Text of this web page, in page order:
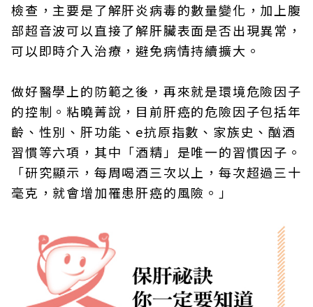
檢查，主要是了解肝炎病毒的數量變化，加上腹
部超音波可以直接了解肝臟表面是否出現異常，
可以即時介入治療，避免病情持續擴大。
做好醫學上的防範之後，再來就是環境危險因子
的控制。粘曉菁說，目前肝癌的危險因子包括年
齡、性別、肝功能、e抗原指數、家族史、酗酒
習慣等六項，其中「酒精」是唯一的習慣因子。
「研究顯示，每周喝酒三次以上，每次超過三十
毫克，就會增加罹患肝癌的風險。」